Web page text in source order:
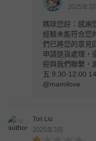
2025年3
媽咪您好：感謝
經驗未能符合您
們已將您的意見
申請退貨處理，
迎與我們聯繫，
五 9:30-12:00
@mamilove
Tori Liu
2025年3月